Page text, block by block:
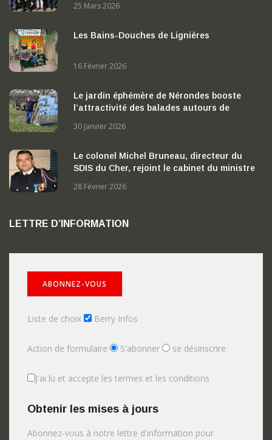
25 Mars 2026
Les Bains-Douches de Lignières
16 Février 2026
Le jardin éphémère de Nérondes booste
l’attractivité des balades autours de
30 Janvier 2026
Le colonel Michel Bruneau, directeur du
SDIS du Cher, rejoint le cabinet du ministre
28 Février 2026
LETTRE D’INFORMATION
Liste de choix Berry Infos
Action de formulaire S'abonner se désinscrire
J'ai lu et accepte les termes et les conditions
Obtenir les mises à jours
Abonnez-vous à notre lettre d'information pour